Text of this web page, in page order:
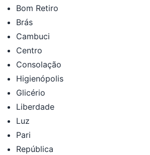
Bom Retiro
Brás
Cambuci
Centro
Consolação
Higienópolis
Glicério
Liberdade
Luz
Pari
República